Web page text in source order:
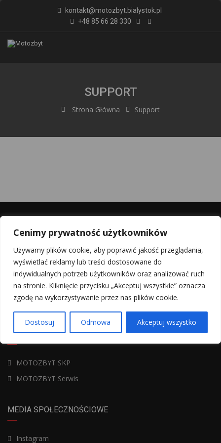
Cenimy prywatność użytkowników
Używamy plików cookie, aby poprawić jakość przeglądania,
wyświetlać reklamy lub treści dostosowane do
indywidualnych potrzeb użytkowników oraz analizować ruch
na stronie. Kliknięcie przycisku „Akceptuj wszystkie” oznacza
zgodę na wykorzystywanie przez nas plików cookie.
Dostosuj Odmowa Akceptuj wszystko
kontakt@motozbyt.bialystok.pl
+48 85 66 28 330
SUPPORT
Strona Główna Support
Odwiedź nasz salon samochodowy lub skontaktuj się z nami.
Odpowiemy na wszelkie pytania.
Narodowych Sił Zbrojnych 19b, Białystok, Poland
+48 85 66 28 330
kontakt@motozbyt.bialystok.pl
PRZYDATNE LINKI
MOTOZBYT SKP
MOTOZBYT Serwis
MEDIA SPOŁECZNOŚCIOWE
Instagram